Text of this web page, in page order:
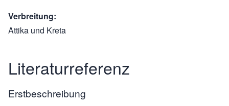
Verbreitung
Attika und Kreta
Literaturreferenz
Erstbeschreibung